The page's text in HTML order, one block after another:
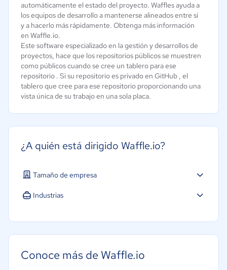
automáticamente el estado del proyecto. Waffles ayuda a
los equipos de desarrollo a mantenerse alineados entre sí
y a hacerlo más rápidamente. Obtenga más información
en Waffle.io.
Este software especializado en la gestión y desarrollos de
proyectos, hace que los repositorios públicos se muestren
como públicos cuando se cree un tablero para ese
repositorio . Si su repositorio es privado en GitHub , el
tablero que cree para ese repositorio proporcionando una
vista única de su trabajo en una sola placa.
¿A quién está dirigido Waffle.io?
Tamaño de empresa
Industrias
Conoce más de Waffle.io